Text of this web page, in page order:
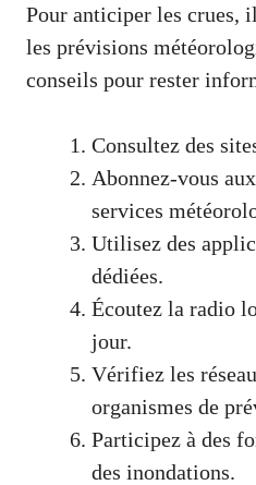
Pour anticiper les crues,
les prévisions
conseils pour rester
Consultez des
Abonnez-vous
services
Utilisez des
dédiées.
Écoutez la radio
jour.
Vérifiez les
organismes de
Participez à des
des inondations.